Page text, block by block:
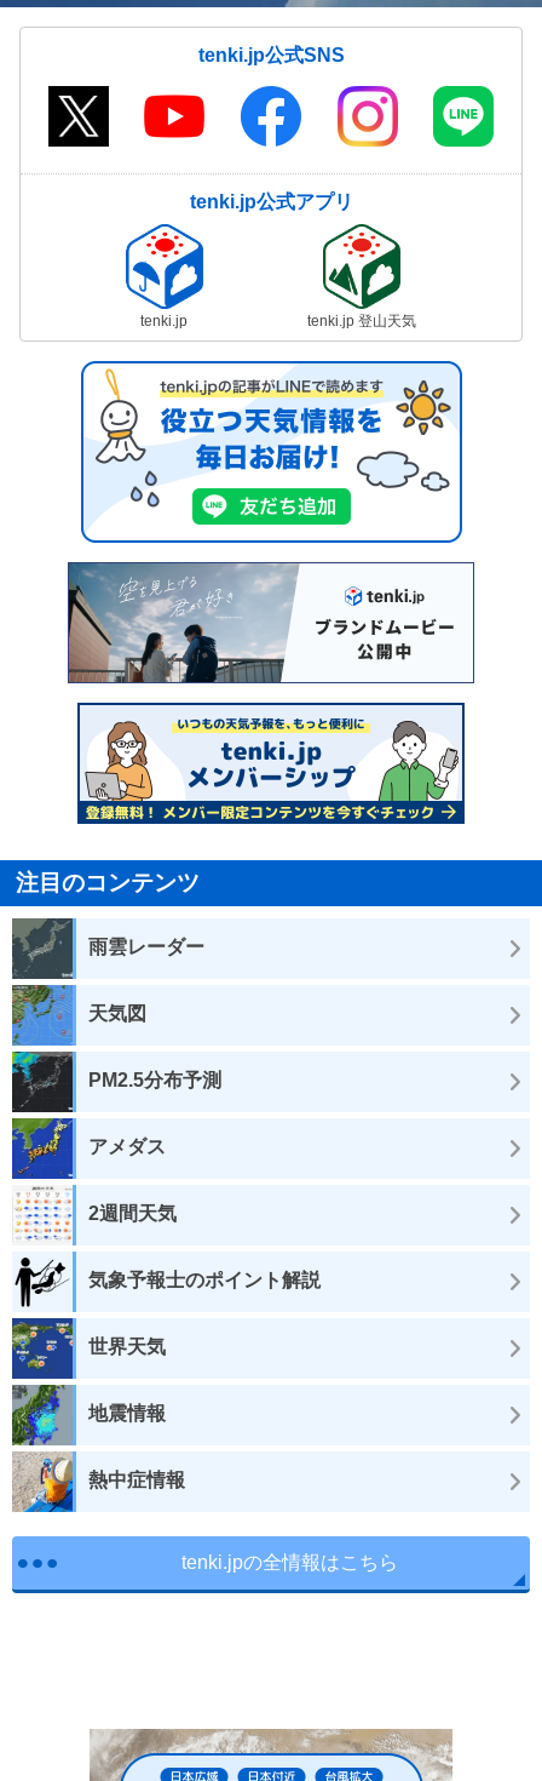
tenki.jp公式SNS
tenki.jp公式アプリ
tenki.jp tenki.jp 登山天気
注目のコンテンツ
雨雲レーダー
天気図
PM2.5分布予測
アメダス
2週間天気
気象予報士のポイント解説
世界天気
地震情報
熱中症情報
tenki.jpの全情報はこちら